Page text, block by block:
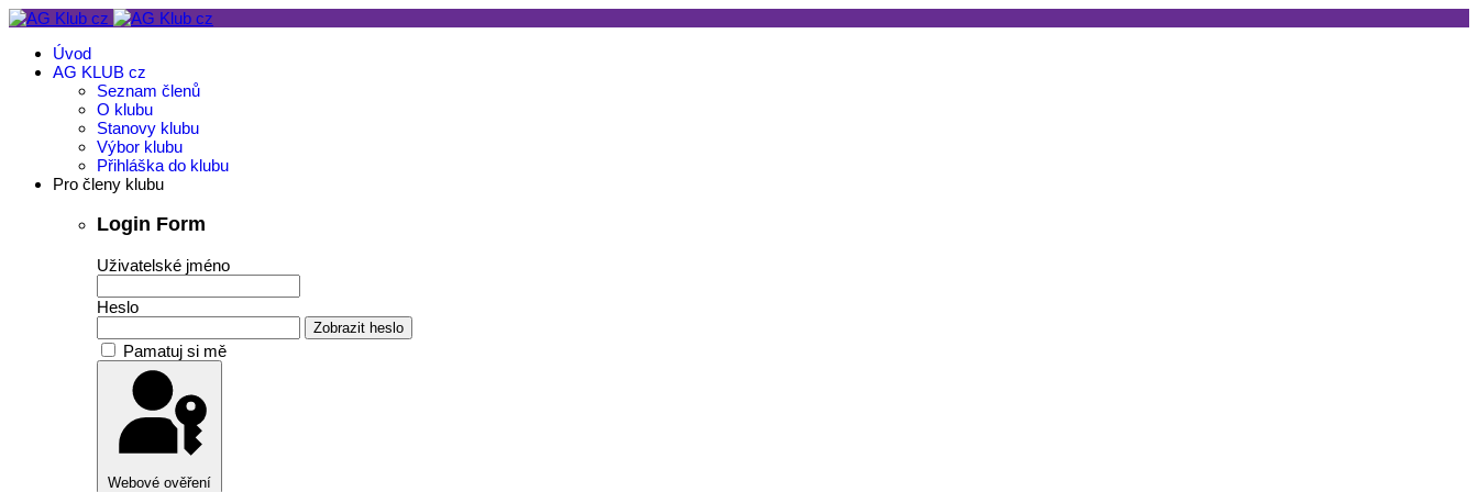
Úvod
AG KLUB cz
Seznam členů
O klubu
Stanovy klubu
Výbor klubu
Přihláška do klubu
Pro členy klubu
Login Form
Uživatelské jméno
Heslo
Zobrazit heslo
Pamatuj si mě
Webové ověření